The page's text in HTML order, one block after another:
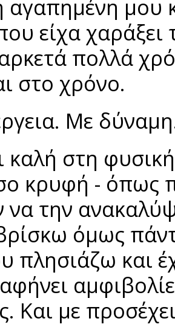
αγαπημένη
είχα
πολλά
στο χρόνο.
Με
καλή στη
κρυφή - όπως
να την
όμως
πλησιάζω και
Και με